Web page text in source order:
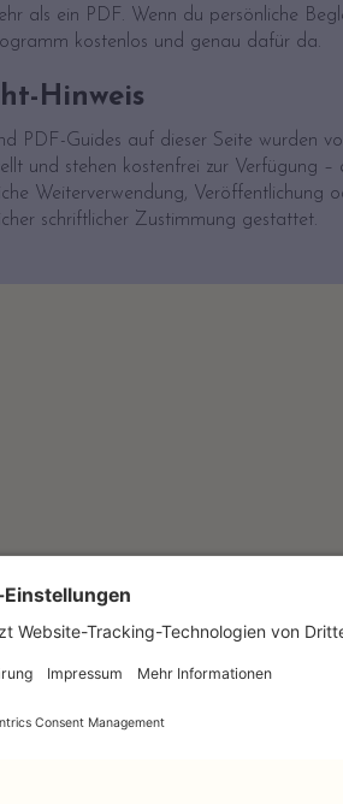
als ein PDF. Wenn du persönliche
kostenlos und genau dafür da.
Hinweis
PDF-Guides auf dieser Seite wurden
und stehen kostenfrei zur Verfügung
Weiterverwendung, Veröffentlichung
schriftlicher Zustimmung gestattet.